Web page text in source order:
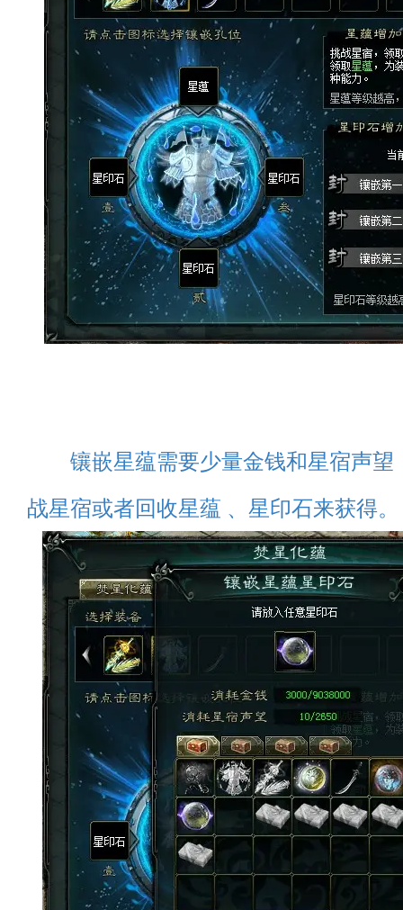
镶嵌星蕴需要少量金钱和星宿声望
战星宿或者回收星蕴 、星印石来获得。